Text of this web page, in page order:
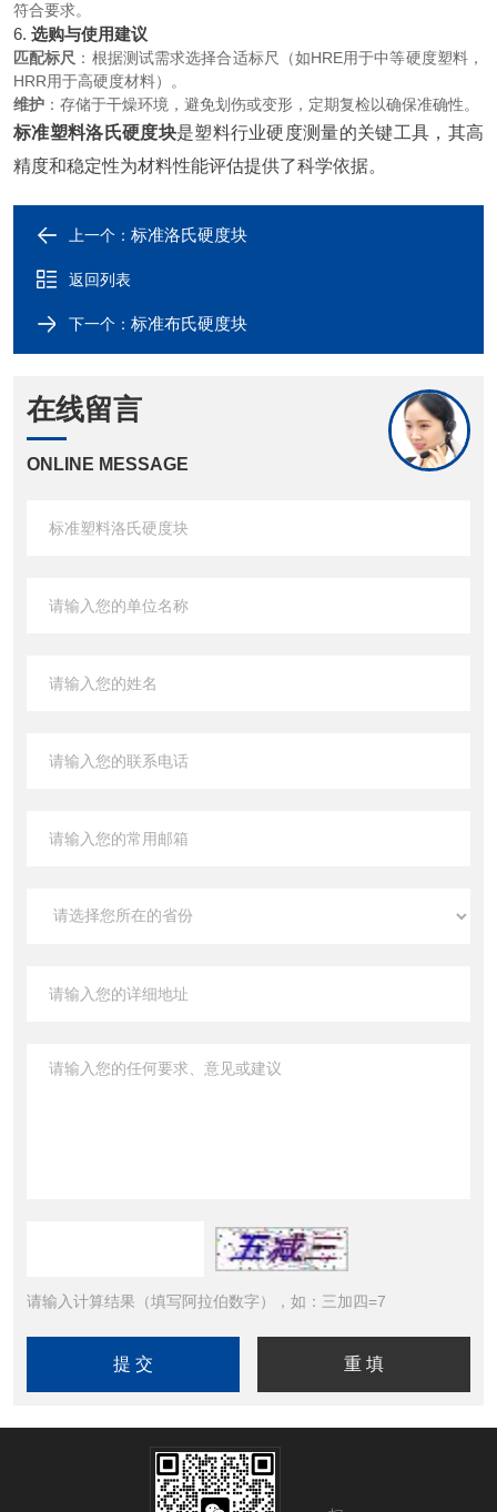
符合要求。
6. 选购与使用建议
匹配标尺 ：根据测试需求选择合适标尺（如HRE用于中等硬度塑料，
HRR用于高硬度材料）。
维护 ：存储于干燥环境，避免划伤或变形，定期复检以确保准确性。
标准塑料洛氏硬度块是塑料行业硬度测量的关键工具，其高
精度和稳定性为材料性能评估提供了科学依据。
上一个： 标准洛氏硬度块
返回列表
下一个： 标准布氏硬度块
在线留言
ONLINE MESSAGE
请输入计算结果（填写阿拉伯数字），如：三加四=7